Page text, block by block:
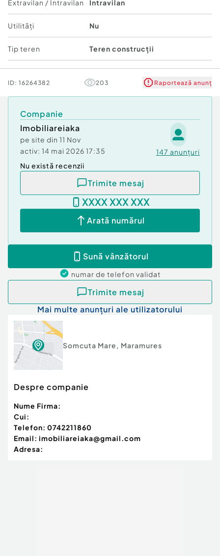
Extravilan / Intravilan Intravilan
Utilități Nu
Tip teren Teren construcții
ID: 16264382 203 Raportează anunț
Companie
Imobiliareiaka
pe site din 11 Nov
activ: 14 mai 2026 17:35 147 anunțuri
Nu există recenzii
Trimite mesaj
XXXX XXX XXX
Arată numărul
Sună vânzătorul
numar de telefon validat
Trimite mesaj
Mai multe anunțuri ale utilizatorului
Somcuta Mare, Maramures
Despre companie
Nume Firma:
Cui:
Telefon: 0742211860
Email: imobiliareiaka@gmail.com
Adresa: